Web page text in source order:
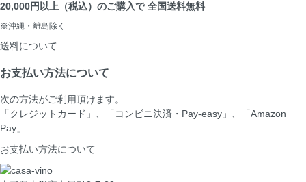
20,000円以上（税込）のご購入で 全国送料無料
※沖縄・離島除く
送料について
お支払い方法について
次の方法がご利用頂けます。
「クレジットカード」、「コンビニ決済・Pay-easy」、「Amazon
Pay」
お支払い方法について